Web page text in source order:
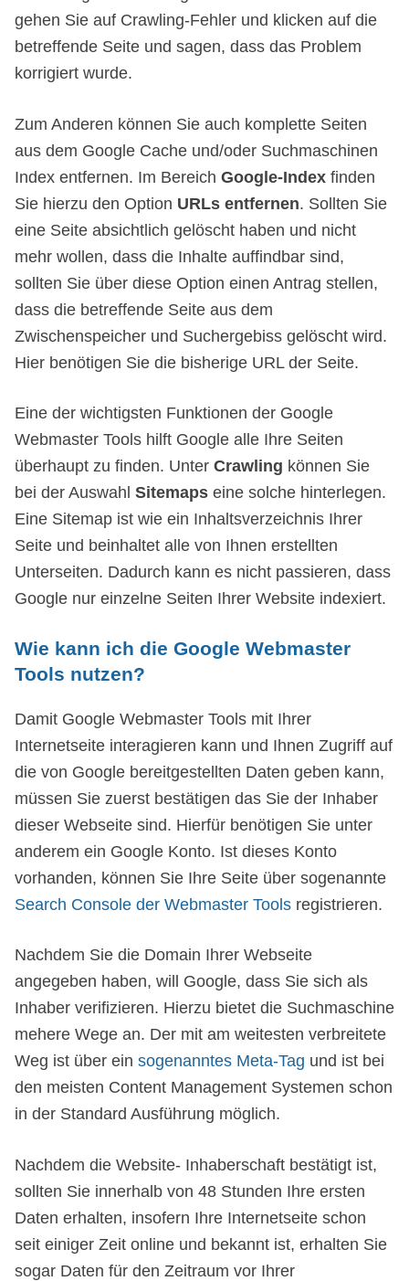
gehen Sie auf Crawling-Fehler und klicken auf die
betreffende Seite und sagen, dass das Problem
korrigiert wurde.
Zum Anderen können Sie auch komplette Seiten
aus dem Google Cache und/oder Suchmaschinen
Index entfernen. Im Bereich Google-Index finden
Sie hierzu den Option URLs entfernen. Sollten Sie
eine Seite absichtlich gelöscht haben und nicht
mehr wollen, dass die Inhalte auffindbar sind,
sollten Sie über diese Option einen Antrag stellen,
dass die betreffende Seite aus dem
Zwischenspeicher und Suchergebiss gelöscht wird.
Hier benötigen Sie die bisherige URL der Seite.
Eine der wichtigsten Funktionen der Google
Webmaster Tools hilft Google alle Ihre Seiten
überhaupt zu finden. Unter Crawling können Sie
bei der Auswahl Sitemaps eine solche hinterlegen.
Eine Sitemap ist wie ein Inhaltsverzeichnis Ihrer
Seite und beinhaltet alle von Ihnen erstellten
Unterseiten. Dadurch kann es nicht passieren, dass
Google nur einzelne Seiten Ihrer Website indexiert.
Wie kann ich die Google Webmaster
Tools nutzen?
Damit Google Webmaster Tools mit Ihrer
Internetseite interagieren kann und Ihnen Zugriff auf
die von Google bereitgestellten Daten geben kann,
müssen Sie zuerst bestätigen das Sie der Inhaber
dieser Webseite sind. Hierfür benötigen Sie unter
anderem ein Google Konto. Ist dieses Konto
vorhanden, können Sie Ihre Seite über sogenannte
Search Console der Webmaster Tools registrieren.
Nachdem Sie die Domain Ihrer Webseite
angegeben haben, will Google, dass Sie sich als
Inhaber verifizieren. Hierzu bietet die Suchmaschine
mehere Wege an. Der mit am weitesten verbreitete
Weg ist über ein sogenanntes Meta-Tag und ist bei
den meisten Content Management Systemen schon
in der Standard Ausführung möglich.
Nachdem die Website- Inhaberschaft bestätigt ist,
sollten Sie innerhalb von 48 Stunden Ihre ersten
Daten erhalten, insofern Ihre Internetseite schon
seit einiger Zeit online und bekannt ist, erhalten Sie
sogar Daten für den Zeitraum vor Ihrer